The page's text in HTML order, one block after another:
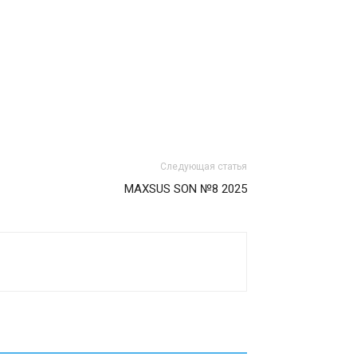
Следующая статья
MAXSUS SON №8 2025